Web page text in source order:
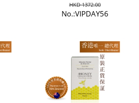
HKD 1372.00
No.:VIPDAY56